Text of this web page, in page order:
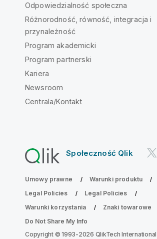
Odpowiedzialność społeczna
Różnorodność, równość, integracja i
przynależność
Program akademicki
Program partnerski
Kariera
Newsroom
Centrala/Kontakt
Społeczność Qlik
Umowy prawne
Warunki produktu
Legal Policies
Legal Policies
Warunki korzystania
Znaki towarowe
Do Not Share My Info
Copyright © 1993-2026 QlikTech